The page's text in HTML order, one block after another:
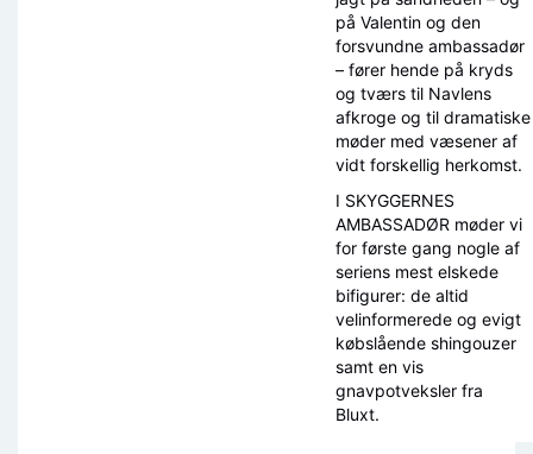
på Valentin og den
forsvundne ambassadør
– fører hende på kryds
og tværs til Navlens
afkroge og til dramatiske
møder med væsener af
vidt forskellig herkomst.
I SKYGGERNES
AMBASSADØR møder vi
for første gang nogle af
seriens mest elskede
bifigurer: de altid
velinformerede og evigt
købslående shingouzer
samt en vis
gnavpotveksler fra
Bluxt.